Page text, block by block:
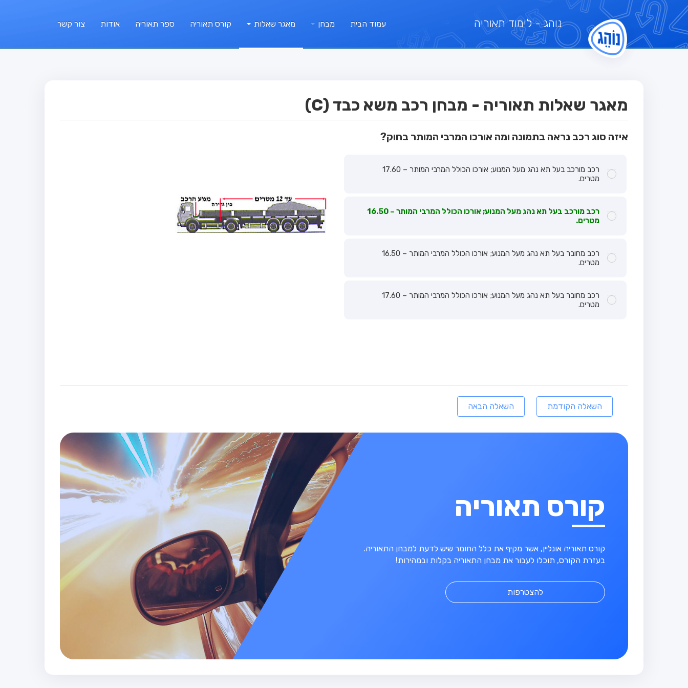
נוהג- לימוד תאוריה עמוד הבית מבחן מאגר שאלות קורס תאוריה ספר תאוריה אודות צור קשר
מאגר שאלות תאוריה - מבחן רכב משא כבד (C)
איזה סוג רכב נראה בתמונה ומה אורכו המרבי המותר בחוק?
רכב מורכב בעל תא נהג מעל המנוע; אורכו הכולל המרבי המותר – 17.60
מטרים.
רכב מורכב בעל תא נהג מעל המנוע; אורכו הכולל המרבי המותר – 16.50
מטרים.
רכב מחובר בעל תא נהג מעל המנוע; אורכו הכולל המרבי המותר – 16.50
מטרים.
רכב מחובר בעל תא נהג מעל המנוע; אורכו הכולל המרבי המותר – 17.60
מטרים.
השאלה הקודמת השאלה הבאה
קורס תאוריה
קורס תאוריה אונליין, אשר מקיף את כלל החומר שיש לדעת למבחן התאוריה.
בעזרת הקורס, תוכלו לעבור את מבחן התאוריה בקלות ובמהירות!
להצטרפות